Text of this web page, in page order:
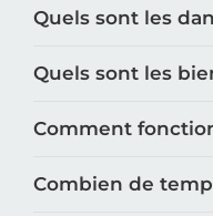
Quels sont les
Quels sont les
Comment
Combien de